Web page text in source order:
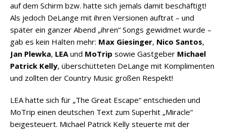
auf dem Schirm bzw. hatte sich jemals damit beschäftigt!
Als jedoch DeLange mit ihren Versionen auftrat – und
später ein ganzer Abend „ihren“ Songs gewidmet wurde –
gab es kein Halten mehr: Max Giesinger, Nico Santos,
Jan Plewka, LEAund MoTrip sowie Gastgeber Michael
Patrick Kelly, überschütteten DeLange mit Komplimenten
und zollten der Country Music großen Respekt!
LEA hatte sich für „The Great Escape“ entschieden und
MoTrip einen deutschen Text zum Superhit „Miracle“
beigesteuert. Michael Patrick Kelly steuerte mit der